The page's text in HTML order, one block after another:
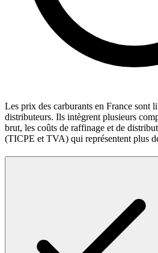
Les prix des carburants en France sont
distributeurs. Ils intègrent plusieurs
brut, les coûts de raffinage et de
(TICPE et TVA) qui représentent plus